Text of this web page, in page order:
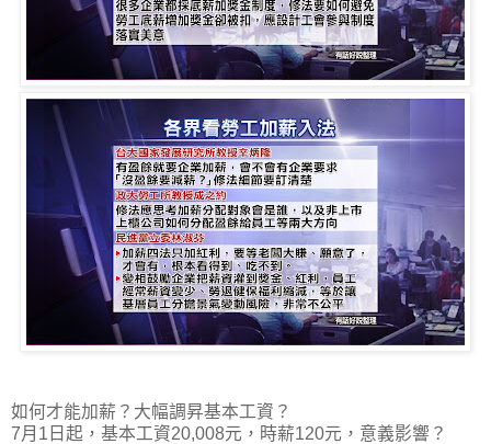
如何才能加薪？大幅調昇基本工資？
7月1日起，基本工資20,008元，時薪120元，意義影響？